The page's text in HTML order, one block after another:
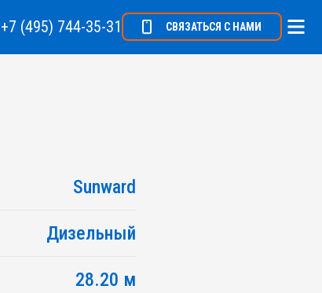
+7 (495) 744-35-31 СВЯЗАТЬСЯ С НАМИ
Sunward
Дизельный
28.20 м